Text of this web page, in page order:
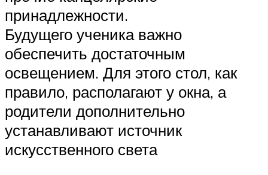
принадлежности.
Будущего ученика важно
обеспечить достаточным
освещением. Для этого стол, как
правило, располагают у окна, а
родители дополнительно
устанавливают источник
искусственного света